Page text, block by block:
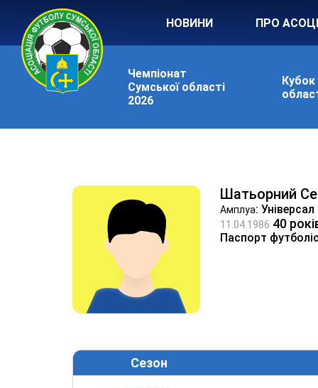
НОВИНИ ПРО
Чемпіонат
Сумської області
2026
Кубок
Шатьорний
Амплуа: Універсал
11.04.1986 40
Паспорт
Сезон